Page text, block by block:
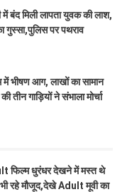
बंद मिली लापता युवक की लाश,
गुस्सा,पुलिस पर पथराव
में भीषण आग, लाखों का सामान
गाड़ियों ने संभाला मोर्चा
फिल्म धुरंधर देखने में मस्त थे
भी रहे मौजूद,देखे Adult मूवी का